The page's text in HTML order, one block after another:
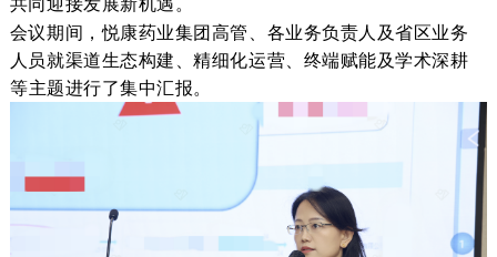
会议期间，悦康药业集团高管、各业务负责人及省区业务
人员就渠道生态构建
、精细化运营、终端赋能及学术深耕
等主题进行了集中汇报。